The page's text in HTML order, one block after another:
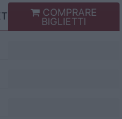
COMPRARE
BIGLIETTI